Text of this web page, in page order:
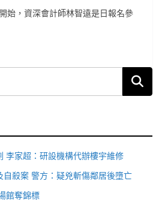
始，資深會計師林智遠是日報名參
李家超：研設機構代辦樓宇維修
殺案 警方：疑兇斬傷鄰居後墮亡
館奪錦標